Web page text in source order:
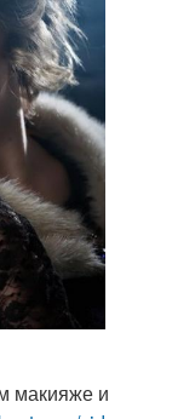
макияже и